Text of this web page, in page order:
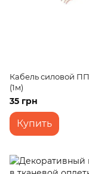
Кабель силовой
(1м)
35 грн
Купить